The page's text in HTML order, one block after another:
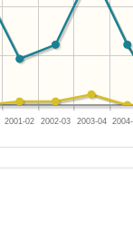
2001-02 2002-03 2003-04